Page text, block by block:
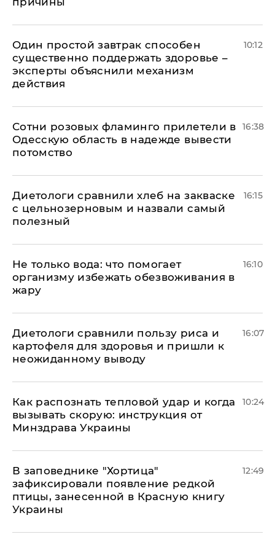
Один простой завтрак способен
существенно поддержать здоровье –
эксперты объяснили механизм
действия
10:12
Сотни розовых фламинго прилетели в
Одесскую область в надежде вывести
потомство
16:38
Диетологи сравнили хлеб на закваске
с цельнозерновым и назвали самый
полезный
16:15
Не только вода: что помогает
организму избежать обезвоживания в
жару
16:10
Диетологи сравнили пользу риса и
картофеля для здоровья и пришли к
неожиданному выводу
16:07
Как распознать тепловой удар и когда
вызывать скорую: инструкция от
Минздрава Украины
10:24
В заповеднике "Хортица"
зафиксировали появление редкой
птицы, занесенной в Красную книгу
Украины
12:49